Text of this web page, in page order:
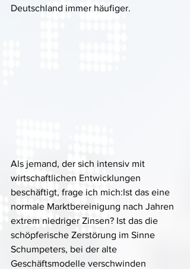
Deutschland immer häufiger.
Als jemand, der sich intensiv mit
wirtschaftlichen Entwicklungen
beschäftigt, frage ich mich:Ist das eine
normale Marktbereinigung nach Jahren
extrem niedriger Zinsen? Ist das die
schöpferische Zerstörung im Sinne
Schumpeters, bei der alte
Geschäftsmodelle verschwinden